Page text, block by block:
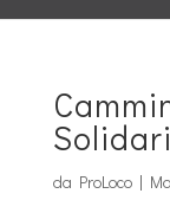
da ProLoco|